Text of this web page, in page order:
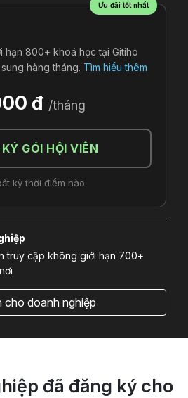
Ưu đãi tốt nhất
hạn 800+ khoá học tại Gitiho
hàng tháng. Tìm hiểu thêm
đ /tháng
GÓI HỘI VIÊN
kỳ thời điểm nào
truy cập không giới hạn 700+
cho doanh nghiệp
đã đăng ký cho